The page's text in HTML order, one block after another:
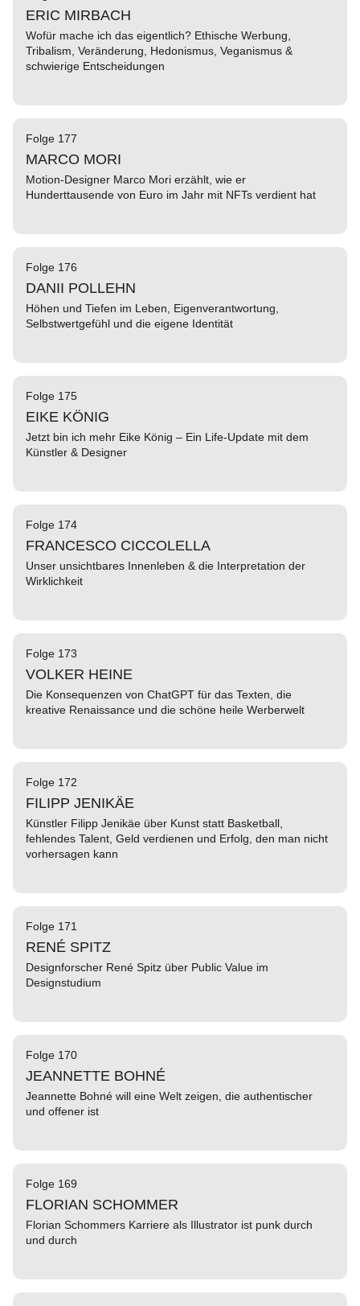
ERIC MIRBACH
Wofür mache ich das eigentlich? Ethische Werbung,
Tribalism, Veränderung, Hedonismus, Veganismus &
schwierige Entscheidungen
Folge 177
MARCO MORI
Motion-Designer Marco Mori erzählt, wie er
Hunderttausende von Euro im Jahr mit NFTs verdient hat
Folge 176
DANII POLLEHN
Höhen und Tiefen im Leben, Eigenverantwortung,
Selbstwertgefühl und die eigene Identität
Folge 175
EIKE KÖNIG
Jetzt bin ich mehr Eike König – Ein Life-Update mit dem
Künstler & Designer
Folge 174
FRANCESCO CICCOLELLA
Unser unsichtbares Innenleben & die Interpretation der
Wirklichkeit
Folge 173
VOLKER HEINE
Die Konsequenzen von ChatGPT für das Texten, die
kreative Renaissance und die schöne heile Werberwelt
Folge 172
FILIPP JENIKÄE
Künstler Filipp Jenikäe über Kunst statt Basketball,
fehlendes Talent, Geld verdienen und Erfolg, den man nicht
vorhersagen kann
Folge 171
RENÉ SPITZ
Designforscher René Spitz über Public Value im
Designstudium
Folge 170
JEANNETTE BOHNÉ
Jeannette Bohné will eine Welt zeigen, die authentischer
und offener ist
Folge 169
FLORIAN SCHOMMER
Florian Schommers Karriere als Illustrator ist punk durch
und durch